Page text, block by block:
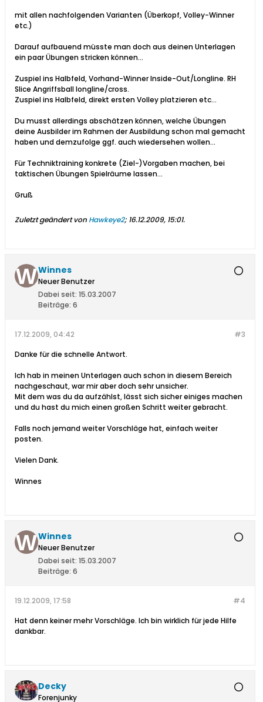
mit allen nachfolgenden Varianten (Überkopf, Volley-Winner
etc.)
Darauf aufbauend müsste man doch aus deinen Unterlagen
ein paar Übungen stricken können...
Zuspiel ins Halbfeld, Vorhand-Winner Inside-Out/Longline. RH
Slice Angriffsball longline/cross.
Zuspiel ins Halbfeld, direkt ersten Volley platzieren etc...
Du musst allerdings abschätzen können, welche Übungen
deine Ausbilder im Rahmen der Ausbildung schon mal gemacht
haben und demzufolge ggf. auch wiedersehen wollen...
Für Techniktraining konkrete (Ziel-)Vorgaben machen, bei
taktischen Übungen Spielräume lassen...
Gruß
Zuletzt geändert von Hawkeye2; 16.12.2009, 15:01.
Winnes
Neuer Benutzer
Dabei seit: 15.03.2007
Beiträge: 6
#3
17.12.2009, 04:42
Danke für die schnelle Antwort.
Ich hab in meinen Unterlagen auch schon in diesem Bereich
nachgeschaut, war mir aber doch sehr unsicher.
Mit dem was du da aufzählst, lässt sich sicher einiges machen
und du hast du mich einen großen Schritt weiter gebracht.
Falls noch jemand weiter Vorschläge hat, einfach weiter
posten.
Vielen Dank.
Winnes
Winnes
Neuer Benutzer
Dabei seit: 15.03.2007
Beiträge: 6
#4
19.12.2009, 17:58
Hat denn keiner mehr Vorschläge. Ich bin wirklich für jede Hilfe
dankbar.
Decky
Forenjunky